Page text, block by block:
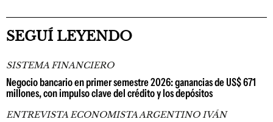
SEGUÍ LEYENDO
SISTEMA FINANCIERO
Negocio bancario en primer semestre 2026: ganancias de US$ 671
millones, con impulso clave del crédito y los depósitos
ENTREVISTA ECONOMISTA ARGENTINO IVÁN